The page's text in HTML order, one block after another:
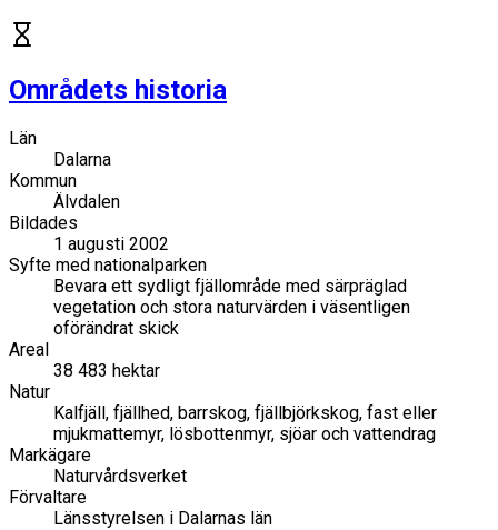
Områdets historia
Län
Dalarna
Kommun
Älvdalen
Bildades
1 augusti 2002
Syfte med nationalparken
Bevara ett sydligt fjällområde med särpräglad
vegetation och stora naturvärden i väsentligen
oförändrat skick
Areal
38 483 hektar
Natur
Kalfjäll, fjällhed, barrskog, fjällbjörkskog, fast eller
mjukmattemyr, lösbottenmyr, sjöar och vattendrag
Markägare
Naturvårdsverket
Förvaltare
Länsstyrelsen i Dalarnas län